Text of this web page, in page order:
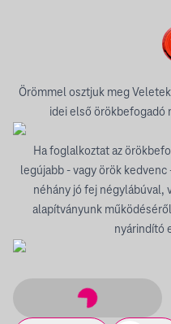
Örömmel osztjuk meg
idei első örökbefogadó
Ha foglalkoztat az
legújabb - vagy örök
néhány jó fej négylábúval,
alapítványunk
nyárindító